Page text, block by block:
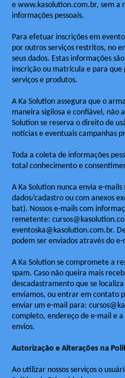
e www.kasolution.com.br, sem a
informações pessoais.
Para efetuar inscrições em
por outros serviços restritos, no
seus dados. Estas informações
inscrição ou matrícula e para que
serviços e produtos.
A Ka Solution assegura que o
maneira sigilosa e confiável, não
Solution se reserva o direito de
notícias e eventuais campanhas
Toda a coleta de informações
total conhecimento e
A Ka Solution nunca envia e-
dados/cadastro ou com anexos
bat). Nossos e-mails com
remetente:
eventoska@kasolution.com.br.
podem ser enviados através do
A Ka Solution se compromete a
spam. Caso não queira mais
descadastramento que se
enviamos, ou entrar em contato
enviar um e-mail para:
completo, endereço de e-mail e
envios.
Autorização e Alterações na
Ao utilizar nossos serviços o